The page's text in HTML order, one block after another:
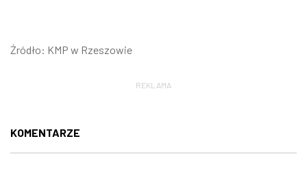
Źródło: KMP w Rzeszowie
REKLAMA
KOMENTARZE